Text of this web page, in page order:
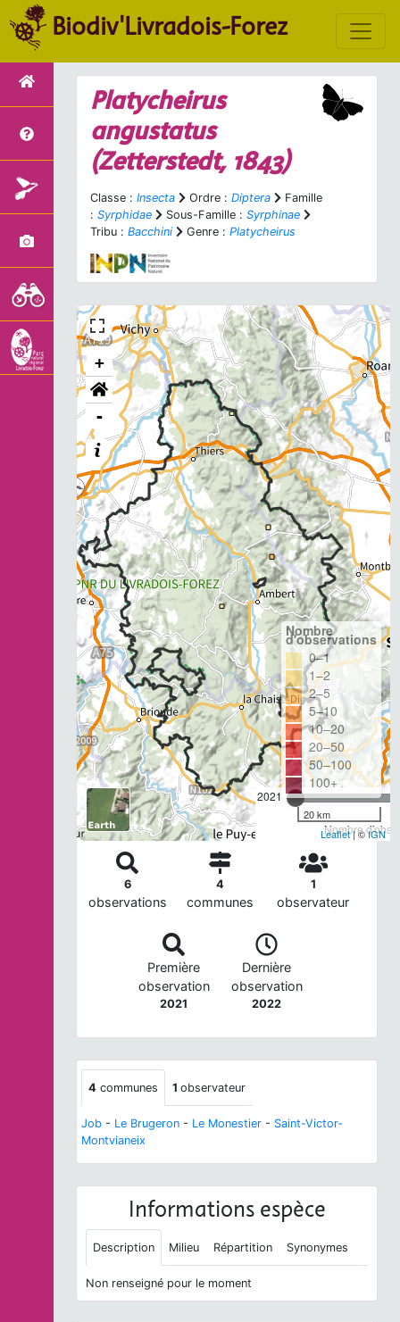
Biodiv'Livradois-Forez
Platycheirus
angustatus
(Zetterstedt, 1843)
Classe : Insecta Ordre : Diptera
Famille
: Syrphidae Sous-Famille : Syrphinae
Tribu : Bacchini Genre : Platycheirus
+
-
2021
Nombre
Nombre
d'observations
0–1
1–2
2–5
5–10
10–20
20–50
50–100
100+
20 km
Leaflet| ©IGN
6
observations
4
communes
1
observateur
Première
observation
2021
Dernière
observation
2022
4 communes 1 observateur
Job - Le Brugeron - Le Monestier - Saint-Victor-
Montvianeix
Informations espèce
Description Milieu Répartition Synonymes
Non renseigné pour le moment